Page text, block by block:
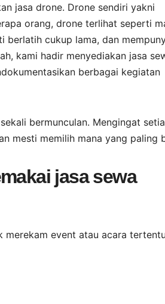
jasa drone. Drone sendiri yakni
orang, drone terlihat seperti
berlatih cukup lama, dan
kami hadir menyediakan jasa
berbagai kegiatan
bermunculan. Mengingat
mesti memilih mana yang paling
jasa sewa
merekam event atau acara